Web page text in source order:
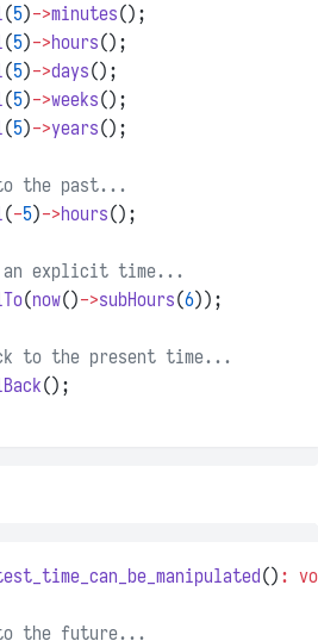
(5)->minutes();
(5)->hours();
(5)->days();
(5)->weeks();
(5)->years();
the past...
(-5)->hours();
explicit time...
(now()->subHours(6));
to the present time...
();
() :
the future...